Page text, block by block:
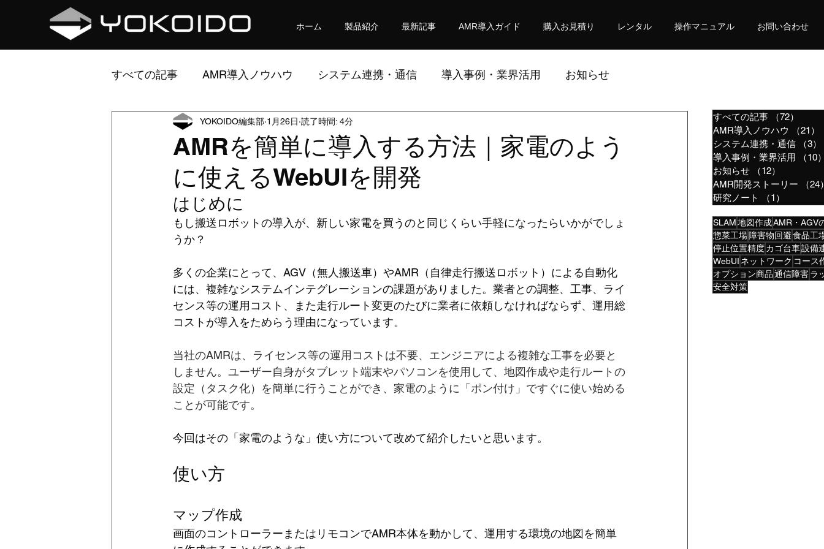
ホーム 製品紹介 最新記事 AMR導入ガイド 購入お見積り レンタル 操作マニュアル お問い合わせ
すべての記事 AMR導入ノウハウ システム連携・通信 導入事例・業界活用 お知らせ
AMR開発ストーリー 研究ノート
AMRを簡単に導入する方法｜家電のよう
に使えるWebUIを開発
YOKOIDO編集部 1月26日 読了時間: 4分
はじめに
もし搬送ロボットの導入が、新しい家電を買うのと同じくらい手軽になったらいかがでしょ
うか？
多くの企業にとって、AGV（無人搬送車）やAMR（自律走行搬送ロボット）による自動化
には、複雑なシステムインテグレーションの課題がありました。業者との調整、工事、ライ
センス等の運用コスト、また走行ルート変更のたびに業者に依頼しなければならず、運用総
コストが導入をためらう理由になっています。
当社のAMRは、ライセンス等の運用コストは不要、エンジニアによる複雑な工事を必要と
しません。ユーザー自身がタブレット端末やパソコンを使用して、地図作成や走行ルートの
設定（タスク化）を簡単に行うことができ、家電のように「ポン付け」ですぐに使い始める
ことが可能です。
今回はその「家電のような」使い方について改めて紹介したいと思います。
使い方
マップ作成
画面のコントローラーまたはリモコンでAMR本体を動かして、運用する環境の地図を簡単
すべての記事 （72）
AMR導入ノウハウ
（21）
システム連携・通信
（3）
導入事例・業界活用
（10
お知らせ
（12）
AMR開発ストーリー
（24
研究ノート
（1）
SLAM地図作成AMR・AGV
惣菜工場障害物回避食品工
停止位置精度カゴ台車設備
WebUI ネットワーク コース
オプション商品通信障害ラ
安全対策